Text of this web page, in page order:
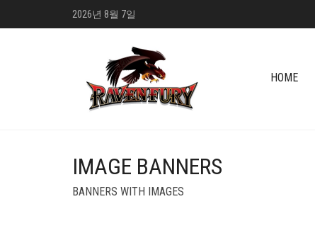
2026년 8월 7일
HOME
IMAGE BANNERS
BANNERS WITH IMAGES